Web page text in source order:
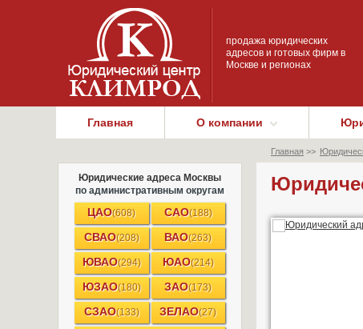
продажа юридических
адресов и готовых фирм в
Москве и регионах
Главная О компании
Юридические адреса Москвы
по административным округам
ЦАО(608) САО(188)
СВАО(208) ВАО(263)
ЮВАО(294) ЮАО(214)
ЮЗАО(180) ЗАО(173)
СЗАО(133) ЗЕЛАО(27)
Главная >>